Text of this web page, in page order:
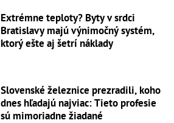
Extrémne teploty? Byty v srdci
Bratislavy majú výnimočný systém,
ktorý ešte aj šetrí náklady
Slovenské železnice prezradili, koho
dnes hľadajú najviac: Tieto profesie
sú mimoriadne žiadané